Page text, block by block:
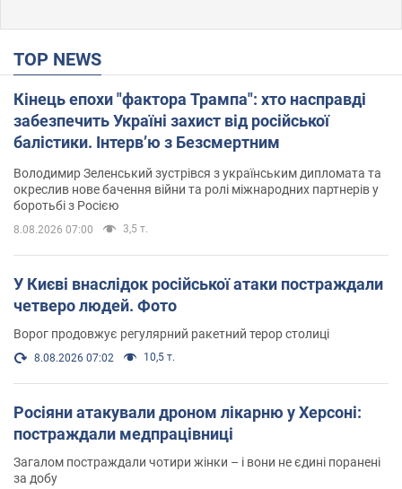
TOP NEWS
Кінець епохи "фактора Трампа": хто насправді
забезпечить Україні захист від російської
балістики. Інтерв’ю з Безсмертним
Володимир Зеленський зустрівся з українським дипломата та
окреслив нове бачення війни та ролі міжнародних партнерів у
боротьбі з Росією
8.08.2026 07:00 3,5 т.
У Києві внаслідок російської атаки постраждали
четверо людей. Фото
Ворог продовжує регулярний ракетний терор столиці
8.08.2026 07:02 10,5 т.
Росіяни атакували дроном лікарню у Херсоні:
постраждали медпрацівниці
Загалом постраждали чотири жінки – і вони не єдині поранені
за добу